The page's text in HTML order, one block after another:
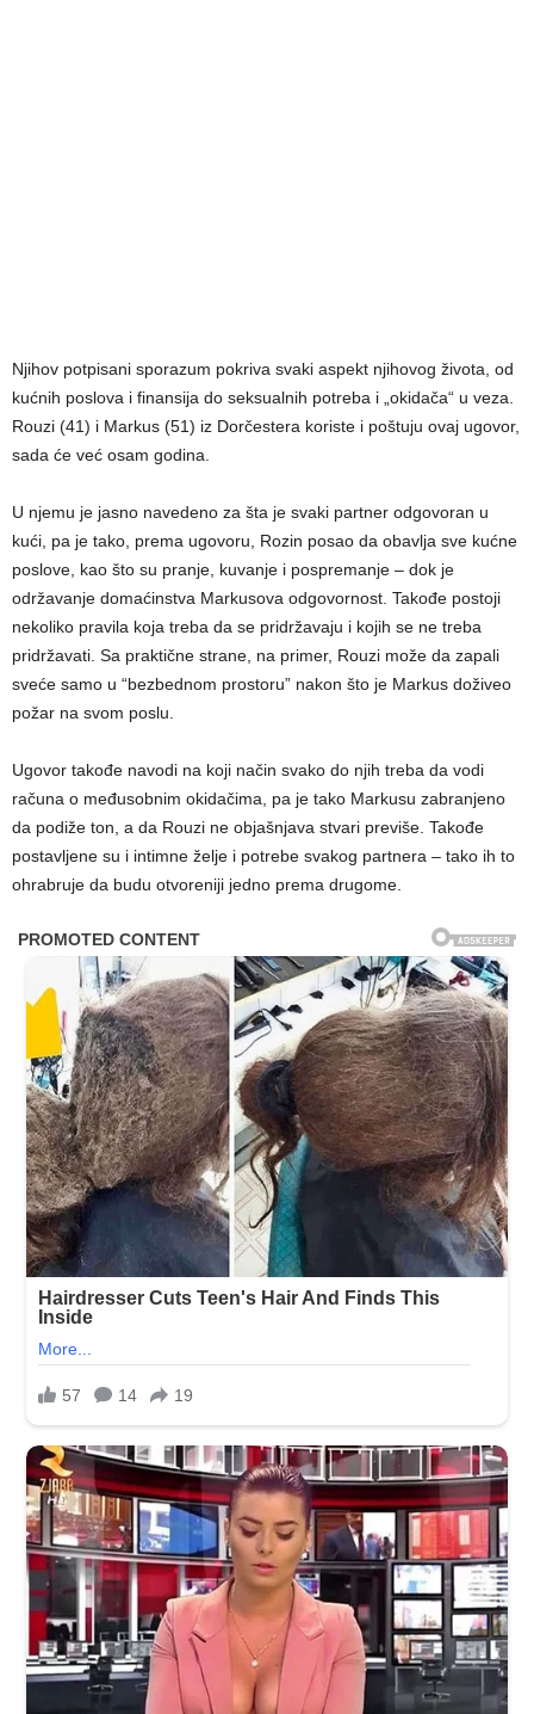
Njihov potpisani sporazum pokriva svaki aspekt njihovog života, od
kućnih poslova i finansija do seksualnih potreba i „okidača“ u veza.
Rouzi (41) i Markus (51) iz Dorčestera koriste i poštuju ovaj ugovor,
sada će već osam godina.
U njemu je jasno navedeno za šta je svaki partner odgovoran u
kući, pa je tako, prema ugovoru, Rozin posao da obavlja sve kućne
poslove, kao što su pranje, kuvanje i pospremanje – dok je
održavanje domaćinstva Markusova odgovornost. Takođe postoji
nekoliko pravila koja treba da se pridržavaju i kojih se ne treba
pridržavati. Sa praktične strane, na primer, Rouzi može da zapali
sveće samo u “bezbednom prostoru” nakon što je Markus doživeo
požar na svom poslu.
Ugovor takođe navodi na koji način svako do njih treba da vodi
računa o međusobnim okidačima, pa je tako Markusu zabranjeno
da podiže ton, a da Rouzi ne objašnjava stvari previše. Takođe
postavljene su i intimne želje i potrebe svakog partnera – tako ih to
ohrabruje da budu otvoreniji jedno prema drugome.